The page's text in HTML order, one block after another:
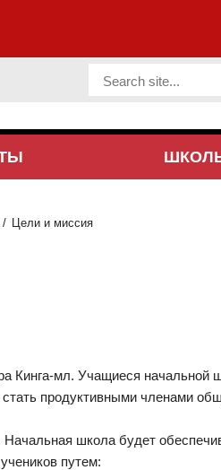
Website Site
Цели и миссия
Кинга-мл. Учащиеся начальной
продуктивными членами
школа будет
путем: